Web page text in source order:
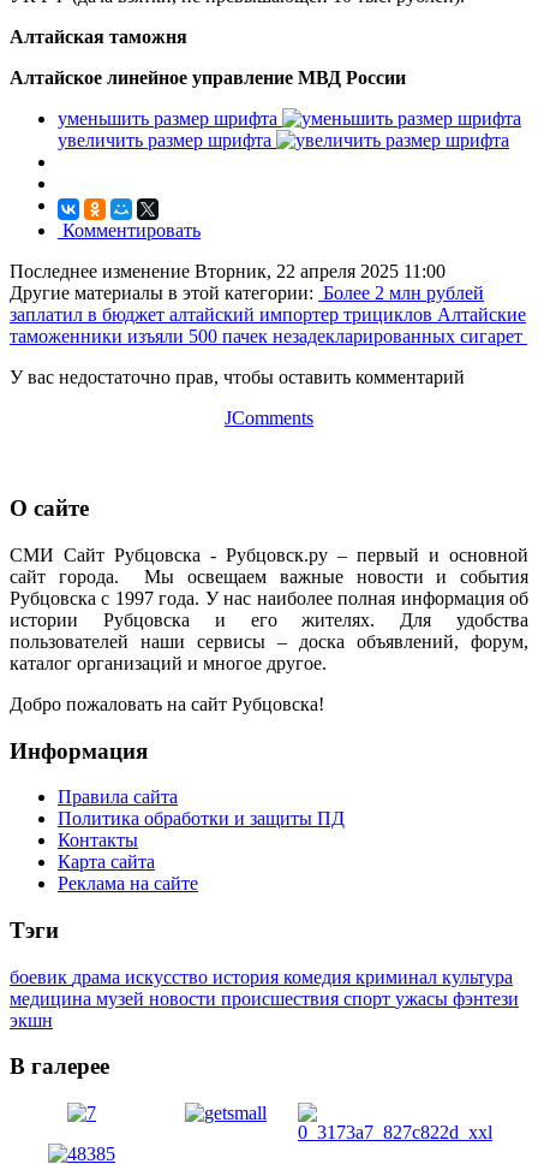
Алтайская таможня
Алтайское линейное управление МВД России
уменьшить размер шрифта
увеличить размер шрифта
Комментировать
Последнее изменение Вторник, 22 апреля 2025 11:00
Другие материалы в этой категории: Более 2 млн рублей
заплатил в бюджет алтайский импортер трициклов Алтайские
таможенники изъяли 500 пачек незадекларированных сигарет
У вас недостаточно прав, чтобы оставить комментарий
JComments
О сайте
СМИ Сайт Рубцовска - Рубцовск.ру – первый и основной
сайт города. Мы освещаем важные новости и события
Рубцовска с 1997 года. У нас наиболее полная информация об
истории Рубцовска и его жителях. Для удобства
пользователей наши сервисы – доска объявлений, форум,
каталог организаций и многое другое.
Добро пожаловать на сайт Рубцовска!
Информация
Правила сайта
Политика обработки и защиты ПД
Контакты
Карта сайта
Реклама на сайте
Тэги
боевик драма искусство история комедия криминал культура
медицина музей новости происшествия спорт ужасы фэнтези
экшн
В галерее